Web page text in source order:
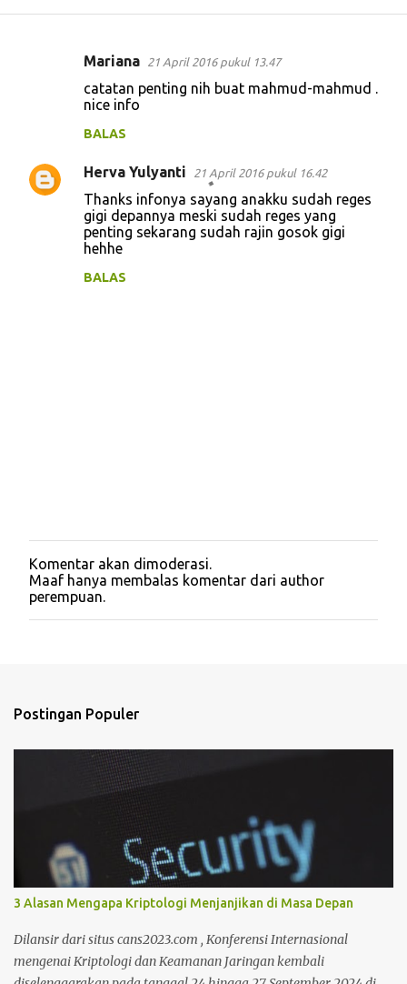
n
Mariana 21 April 2016 pukul 13.47
catatan penting nih buat mahmud-mahmud .
nice info
BALAS
Herva Yulyanti 21 April 2016 pukul 16.42
Thanks infonya sayang anakku sudah reges
gigi depannya meski sudah reges yang
penting sekarang sudah rajin gosok gigi
hehhe
BALAS
P
o
s
t
m
n
Komentar akan dimoderasi.
Maaf hanya membalas komentar dari author
perempuan.
Postingan Populer
3 Alasan Mengapa Kriptologi Menjanjikan di Masa Depan
Dilansir dari situs cans2023.com , Konferensi Internasional
mengenai Kriptologi dan Keamanan Jaringan kembali